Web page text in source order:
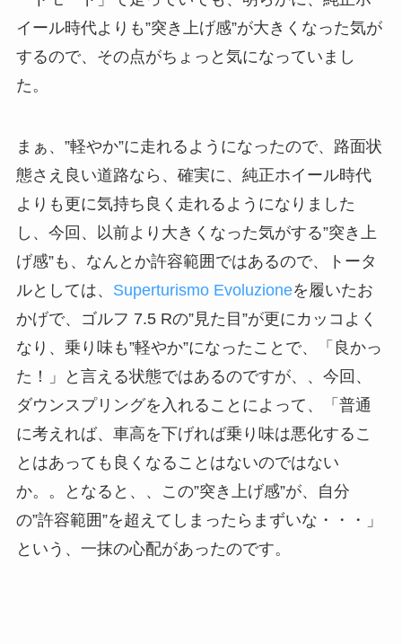
イール時代よりも”突き上げ感”が大きくなった気が
するので、その点がちょっと気になっていまし
た。
まぁ、”軽やか”に走れるようになったので、路面状
態さえ良い道路なら、確実に、純正ホイール時代
よりも更に気持ち良く走れるようになりました
し、今回、以前より大きくなった気がする”突き上
げ感”も、なんとか許容範囲ではあるので、トータ
ルとしては、 Superturismo Evoluzioneを履いたお
かげで、ゴルフ 7.5 Rの”見た目”が更にカッコよく
なり、乗り味も”軽やか”になったことで、「良かっ
た！」と言える状態ではあるのですが、、今回、
ダウンスプリングを入れることによって、「普通
に考えれば、車高を下げれば乗り味は悪化するこ
とはあっても良くなることはないのではない
か。。となると、、この”突き上げ感”が、自分
の”許容範囲”を超えてしまったらまずいな・・・」
という、一抹の心配があったのです。